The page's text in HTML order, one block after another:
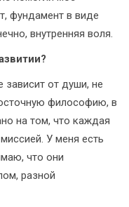
фундамент в виде
внутренняя воля.
зависит от души, не
философию, в
на том, что каждая
У меня есть
что они
разной